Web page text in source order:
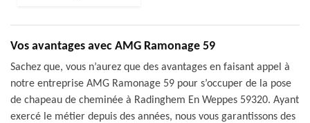
Vos avantages avec AMG Ramonage 59
Sachez que, vous n’aurez que des avantages en faisant appel à
notre entreprise AMG Ramonage 59 pour s’occuper de la pose
de chapeau de cheminée à Radinghem En Weppes 59320. Ayant
exercé le métier depuis des années, nous vous garantissons des